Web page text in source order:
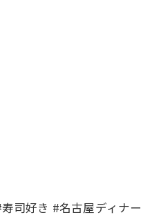
司好き #名古屋ディナー